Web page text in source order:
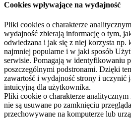
Cookies wpływające na wydajność
Pliki cookies o charakterze
wydajność zbierają informację o tym,
odwiedzana i jak się z niej korzysta np.
najmniej popularne i w jaki sposób
serwisie. Pomagają w identyfikowaniu
poszczególnymi podstronami. Dzięki
zawartość i wydajność strony i uczynić
intuicyjną dla użytkownika.
Pliki cookie o charakterze
nie są usuwane po zamknięciu
przechowywane na komputerze lub